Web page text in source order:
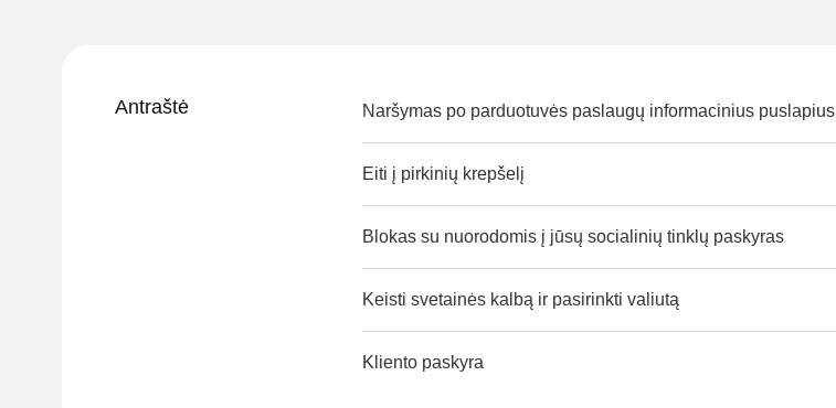
Antraštė Naršymas po parduotuvės paslaugų informacinius puslapius
Eiti į pirkinių krepšelį
Blokas su nuorodomis į jūsų socialinių tinklų paskyras
Keisti svetainės kalbą ir pasirinkti valiutą
Kliento paskyra